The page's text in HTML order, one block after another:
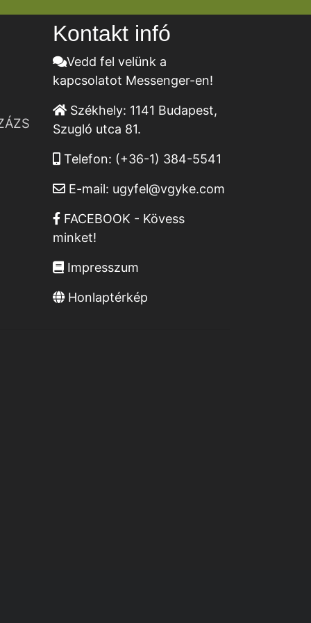
Kontakt infó
Vedd fel velünk a
kapcsolatot Messenger-en!
Székhely: 1141 Budapest,
Szugló utca 81.
Telefon: (+36-1) 384-5541
E-mail: ugyfel@vgyke.com
FACEBOOK - Kövess
minket!
Impresszum
Honlaptérkép